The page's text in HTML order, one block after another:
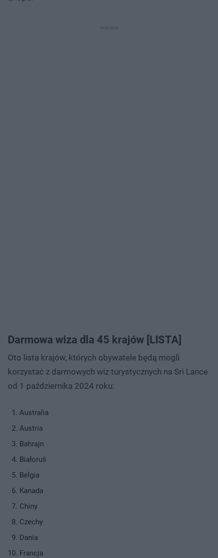
Darmowa wiza dla 45 krajów [LISTA]
Oto lista krajów, których obywatele będą mogli
korzystać z darmowych wiz turystycznych na Sri Lance
od 1 października 2024 roku:
Australia
Austria
Bahrajn
Białoruś
Belgia
Kanada
Chiny
Czechy
Dania
Francja